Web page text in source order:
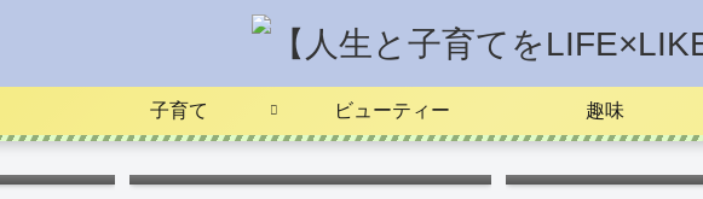
子育て ビューティー 趣味